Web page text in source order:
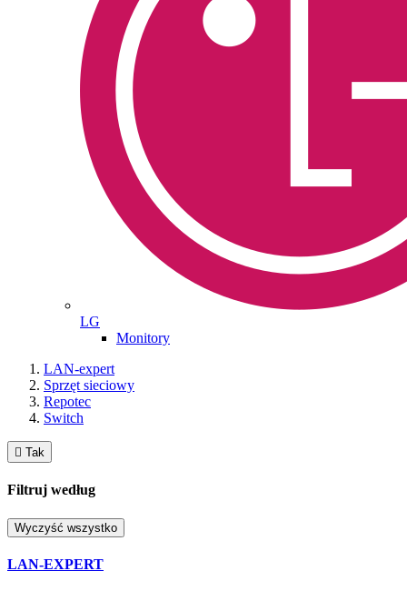
LG
Monitory
LAN-expert
Sprzęt sieciowy
Repotec
Switch
 Tak
Filtruj według
Wyczyść wszystko
LAN-EXPERT